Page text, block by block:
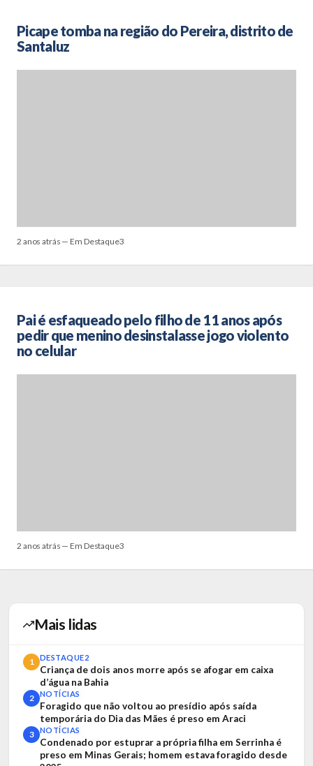
Picape tomba na região do Pereira, distrito de
Santaluz
2 anos atrás — Em Destaque3
Pai é esfaqueado pelo filho de 11 anos após
pedir que menino desinstalasse jogo violento
no celular
2 anos atrás — Em Destaque3
Mais lidas
1 DESTAQUE2
Criança de dois anos morre após se afogar em caixa
d’água na Bahia
2 NOTÍCIAS
Foragido que não voltou ao presídio após saída
temporária do Dia das Mães é preso em Araci
3 NOTÍCIAS
Condenado por estuprar a própria filha em Serrinha é
preso em Minas Gerais; homem estava foragido desde